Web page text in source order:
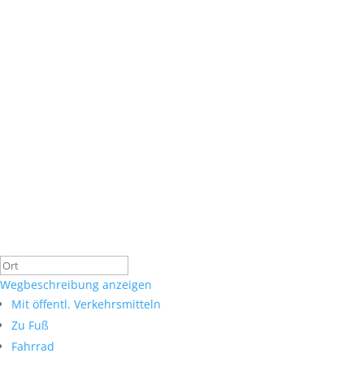
Wegbeschreibung anzeigen
Mit öffentl. Verkehrsmitteln
Zu Fuß
Fahrrad